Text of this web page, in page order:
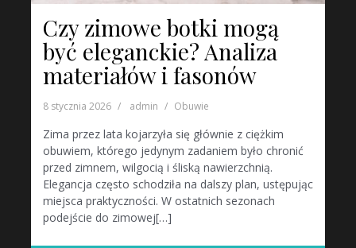
Czy zimowe botki mogą
być eleganckie? Analiza
materiałów i fasonów
8 stycznia 2026 admin Obuwie
Zima przez lata kojarzyła się głównie z ciężkim
obuwiem, którego jedynym zadaniem było chronić
przed zimnem, wilgocią i śliską nawierzchnią.
Elegancja często schodziła na dalszy plan, ustępując
miejsca praktyczności. W ostatnich sezonach
podejście do zimowej[…]